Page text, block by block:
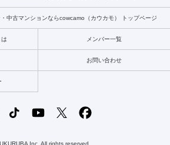
中古マンションならcowcamo（カウカモ） トップページ
メンバー一覧
お問い合わせ
Inc. All rights reserved.